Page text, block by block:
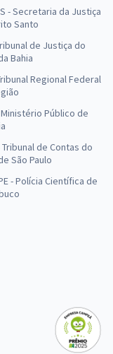
- Secretaria da Justiça
Santo
de Justiça do
Bahia
Regional Federal
Ministério Público de
Tribunal de Contas do
São Paulo
- Polícia Científica de